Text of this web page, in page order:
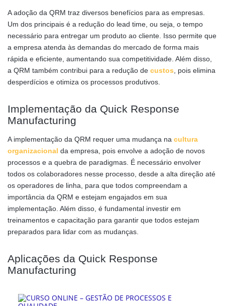
A adoção da QRM traz diversos benefícios para as empresas.
Um dos principais é a redução do lead time, ou seja, o tempo
necessário para entregar um produto ao cliente. Isso permite que
a empresa atenda às demandas do mercado de forma mais
rápida e eficiente, aumentando sua competitividade. Além disso,
a QRM também contribui para a redução de custos , pois elimina
desperdícios e otimiza os processos produtivos.
Implementação da Quick Response
Manufacturing
A implementação da QRM requer uma mudança na cultura
organizacional da empresa, pois envolve a adoção de novos
processos e a quebra de paradigmas. É necessário envolver
todos os colaboradores nesse processo, desde a alta direção até
os operadores de linha, para que todos compreendam a
importância da QRM e estejam engajados em sua
implementação. Além disso, é fundamental investir em
treinamentos e capacitação para garantir que todos estejam
preparados para lidar com as mudanças.
Aplicações da Quick Response
Manufacturing